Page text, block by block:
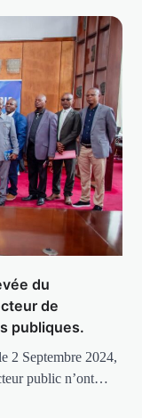
du
de
publiques.
2 Septembre 2024,
public n’ont…